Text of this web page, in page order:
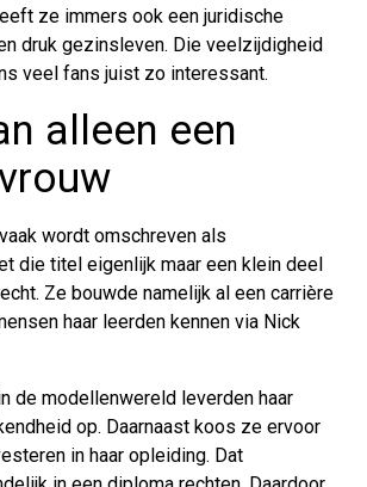
ze immers ook een juridische
druk gezinsleven. Die veelzijdigheid
veel fans juist zo interessant.
alleen een
wordt omschreven als
die titel eigenlijk maar een klein deel
Ze bouwde namelijk al een carrière
haar leerden kennen via Nick
de modellenwereld leverden haar
op. Daarnaast koos ze ervoor
in haar opleiding. Dat